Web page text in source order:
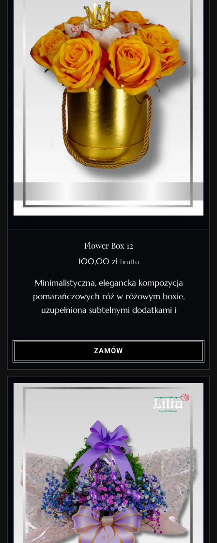
Flower Box 12
100,00 zł brutto
Minimalistyczna, elegancka kompozycja
pomarańczowych róż w różowym boxie,
uzupełniona subtelnymi dodatkami i
ZAMÓW